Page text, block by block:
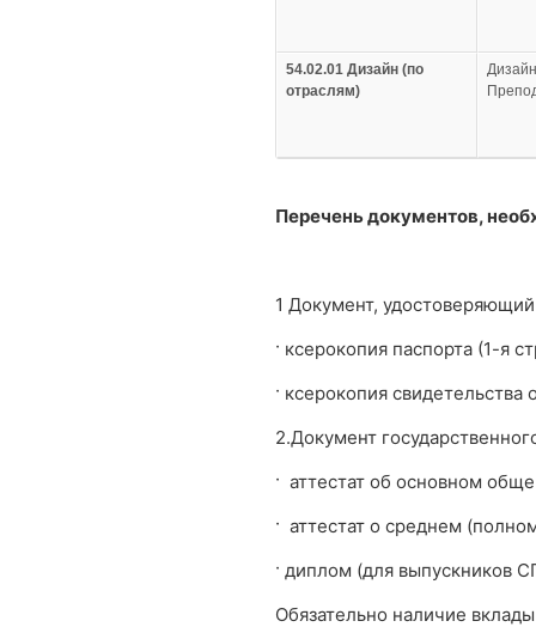
54.02.01 Дизайн (по
отраслям)
Перечень документов,
1 Документ,
· ксерокопия паспорта (1-я
· ксерокопия
2.Документ
· аттестат об основном
· аттестат о среднем
· диплом (для выпускников
Обязательно наличие